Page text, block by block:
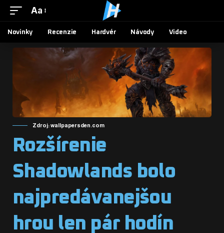
Aa
Novinky Recenzie Hardvér Návody Video
Zdroj: wallpapersden.com
Rozšírenie
Shadowlands bolo
najpredávanejšou
hrou len pár hodín